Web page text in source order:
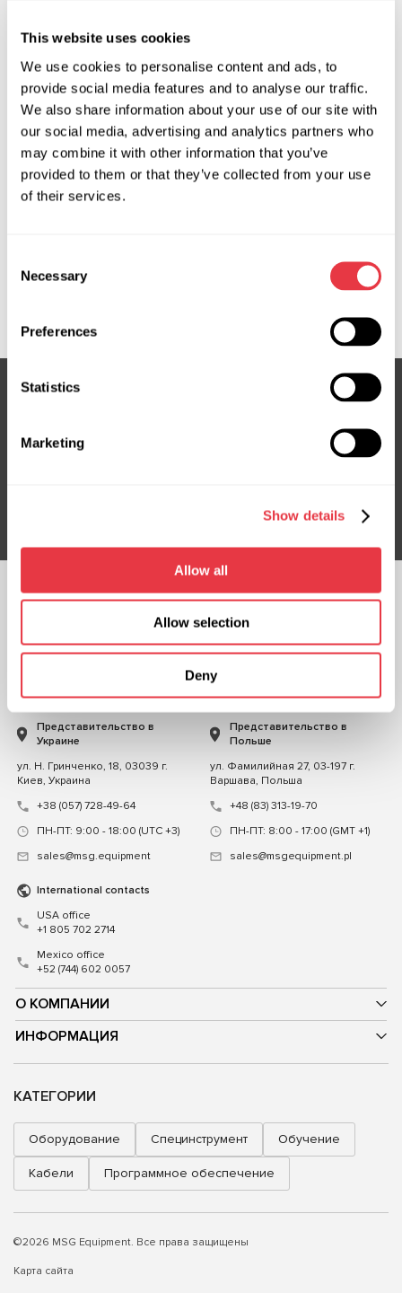
This website uses cookies
We use cookies to personalise content and ads, to
provide social media features and to analyse our traffic.
We also share information about your use of our site with
our social media, advertising and analytics partners who
may combine it with other information that you’ve
provided to them or that they’ve collected from your use
of their services.
Selection
Necessary
Preferences
Statistics
Marketing
Show details
Allow all
Allow selection
Deny
Запросить цену
OEM
MS36084126R, 3GS2604, 3GS2604OE, ATGE42561RB,
HB533D070DF, HB5Z3504A, HB5Z3504B, HB5Z3504C,
HB5Z3504D, HB5Z3504H, HB5Z3504J, HB5Z3504M,
Подпишитесь на нашу рассылку
Не пропустите эксклюзивные предложения и скидки
ПОДПИСЫВАЙТЕСЬ
ЧАТ С НАМИ
О КОМПАНИИ
ИНФОРМАЦИЯ
КОНТАКТЫ
Представительство в
Украине
ул. Н. Гринченко, 18, 03039 г.
Киев, Украина
+38 (057) 728-49-64
ПН-ПТ: 9:00 - 18:00 (UTC +3)
sales@msg.equipment
Представительство в
Польше
ул. Фамилийная 27, 03-197 г.
Варшава, Польша
+48 (83) 313-19-70
ПН-ПТ: 8:00 - 17:00 (GMT +1)
sales@msgequipment.pl
International contacts
USA office
+1 805 702 2714
Mexico office
+52 (744) 602 0057
КАТЕГОРИИ
Оборудование Специнструмент Обучение
Кабели Программное обеспечение
©2026 MSG Equipment. Все права защищены
Карта сайта